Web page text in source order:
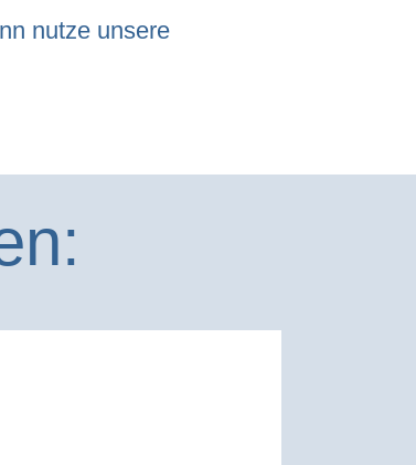
nutze unsere